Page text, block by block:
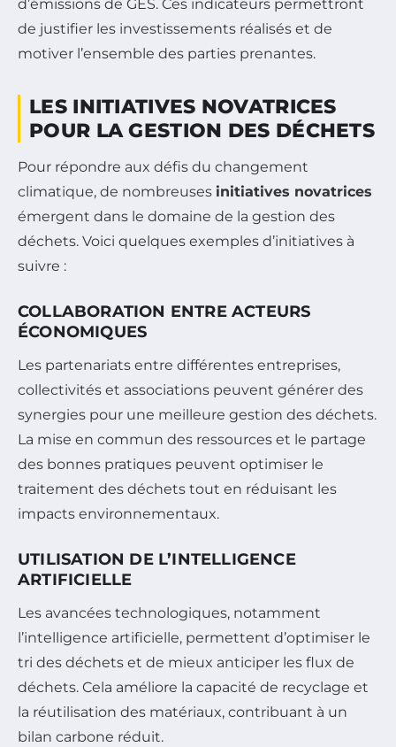
d’émissions de GES. Ces indicateurs permettront
de justifier les investissements réalisés et de
motiver l’ensemble des parties prenantes.
LES INITIATIVES NOVATRICES
POUR LA GESTION DES DÉCHETS
Pour répondre aux défis du changement
climatique, de nombreuses initiatives novatrices
émergent dans le domaine de la gestion des
déchets. Voici quelques exemples d’initiatives à
suivre :
COLLABORATION ENTRE ACTEURS
ÉCONOMIQUES
Les partenariats entre différentes entreprises,
collectivités et associations peuvent générer des
synergies pour une meilleure gestion des déchets.
La mise en commun des ressources et le partage
des bonnes pratiques peuvent optimiser le
traitement des déchets tout en réduisant les
impacts environnementaux.
UTILISATION DE L’INTELLIGENCE
ARTIFICIELLE
Les avancées technologiques, notamment
l’intelligence artificielle, permettent d’optimiser le
tri des déchets et de mieux anticiper les flux de
déchets. Cela améliore la capacité de recyclage et
la réutilisation des matériaux, contribuant à un
bilan carbone réduit.